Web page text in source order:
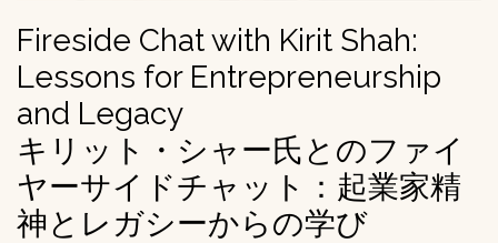
Fireside Chat with Kirit Shah:
Lessons for Entrepreneurship
and Legacy
キリット・シャー氏とのファイ
ヤーサイドチャット：起業家精
神とレガシーからの学び